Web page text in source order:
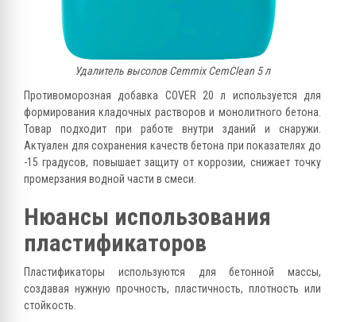
Удалитель высолов Cemmix CemClean 5 л
Противоморозная добавка COVER 20 л используется для
формирования кладочных растворов и монолитного бетона.
Товар подходит при работе внутри зданий и снаружи.
Актуален для сохранения качеств бетона при показателях до
-15 градусов, повышает защиту от коррозии, снижает точку
промерзания водной части в смеси.
Нюансы использования
пластификаторов
Пластификаторы используются для бетонной массы,
создавая нужную прочность, пластичность, плотность или
стойкость.